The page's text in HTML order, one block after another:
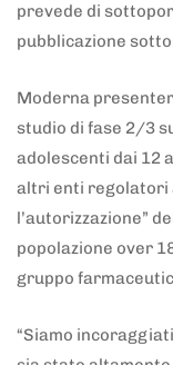
prevede di
pubblicazione
Moderna
studio di fase 2/3
adolescenti dai 12
altri enti regolatori
l’autorizzazione”
popolazione over
gruppo
“Siamo